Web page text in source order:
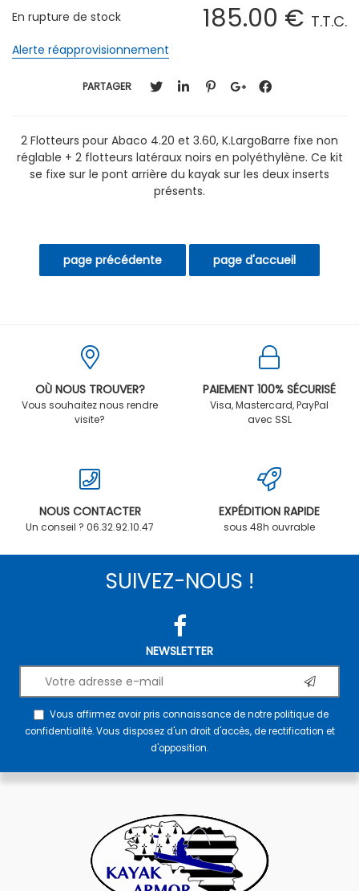
185.00 € T.T.C.
En rupture de stock
Alerte réapprovisionnement
PARTAGER
2 Flotteurs pour Abaco 4.20 et 3.60, K.LargoBarre fixe non
réglable + 2 flotteurs latéraux noirs en polyéthylène. Ce kit
se fixe sur le pont arrière du kayak sur les deux inserts
présents.
OÙ NOUS TROUVER?
Vous souhaitez nous rendre
visite?
PAIEMENT 100% SÉCURISÉ
Visa, Mastercard, PayPal
avec SSL
NOUS CONTACTER
Un conseil ? 06.32.92.10.47
EXPÉDITION RAPIDE
sous 48h ouvrable
SUIVEZ-NOUS !
NEWSLETTER
Vous affirmez avoir pris connaissance de notrepolitique de
confidentialité. Vous disposez d'un droit d'accès, de rectification et
d'opposition.